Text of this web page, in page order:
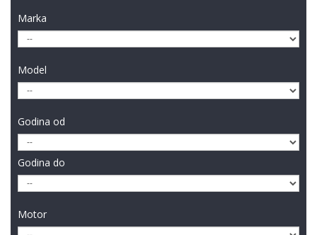
Marka
Model
Godina od
Godina do
Motor